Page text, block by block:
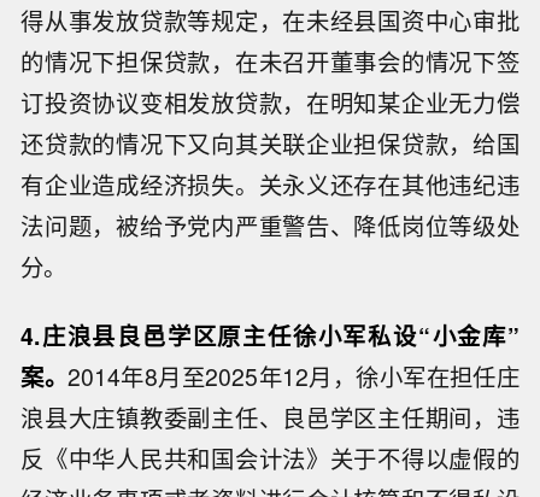
得从事发放贷款等规定，在未经县国资中心审批
的情况下担保贷款，在未召开董事会的情况下签
订投资协议变相发放贷款，在明知某企业无力偿
还贷款的情况下又向其关联企业担保贷款，给国
有企业造成经济损失。关永义还存在其他违纪违
法问题，被给予党内严重警告、降低岗位等级处
分。
4.庄浪县良邑学区原主任徐小军私设“小金库”
案。 2014年8月至2025年12月，徐小军在担任庄
浪县大庄镇教委副主任、良邑学区主任期间，违
反《中华人民共和国会计法》关于不得以虚假的